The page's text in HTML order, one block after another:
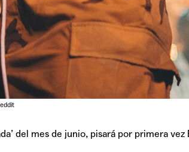
del mes de junio, pisará por primera vez